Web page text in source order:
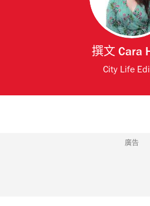
撰文 Cara
City Life
廣告